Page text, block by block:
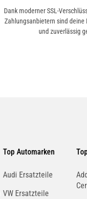
Dank moderner SSL-
Zahlungsanbietern sind deine
und zuverlässig
Top Automarken
Audi Ersatzteile
VW Ersatzteile